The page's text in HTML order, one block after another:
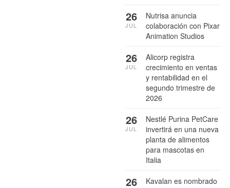
Nutrisa anuncia
colaboración con Pixar
Animation Studios
26
JUL
Alicorp registra
crecimiento en ventas
y rentabilidad en el
segundo trimestre de
2026
26
JUL
Nestlé Purina PetCare
invertirá en una nueva
planta de alimentos
para mascotas en
Italia
26
JUL
Kavalan es nombrado
26